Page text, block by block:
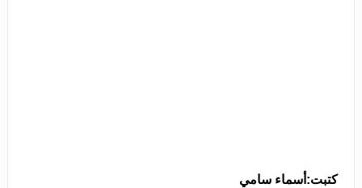
كتبت:أسماء سامي